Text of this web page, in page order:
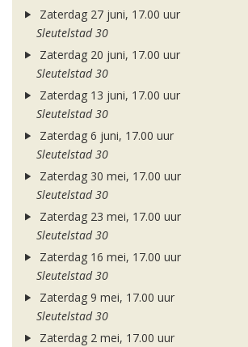
Zaterdag 27 juni, 17.00 uur
Sleutelstad 30
Zaterdag 20 juni, 17.00 uur
Sleutelstad 30
Zaterdag 13 juni, 17.00 uur
Sleutelstad 30
Zaterdag 6 juni, 17.00 uur
Sleutelstad 30
Zaterdag 30 mei, 17.00 uur
Sleutelstad 30
Zaterdag 23 mei, 17.00 uur
Sleutelstad 30
Zaterdag 16 mei, 17.00 uur
Sleutelstad 30
Zaterdag 9 mei, 17.00 uur
Sleutelstad 30
Zaterdag 2 mei, 17.00 uur